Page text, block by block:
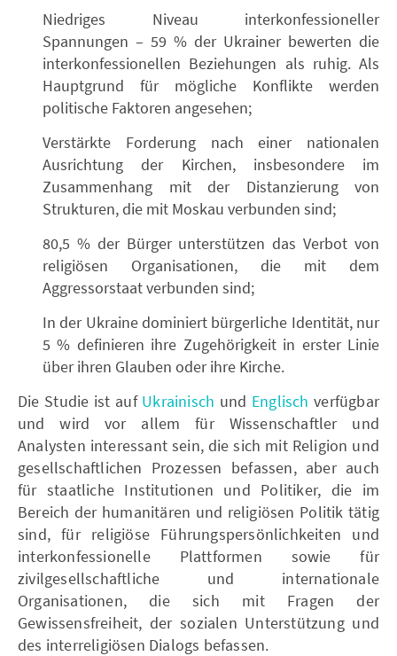
Niedriges Niveau interkonfessioneller
Spannungen – 59 % der Ukrainer bewerten die
interkonfessionellen Beziehungen als ruhig. Als
Hauptgrund für mögliche Konflikte werden
politische Faktoren angesehen;
Verstärkte Forderung nach einer nationalen
Ausrichtung der Kirchen, insbesondere im
Zusammenhang mit der Distanzierung von
Strukturen, die mit Moskau verbunden sind;
80,5 % der Bürger unterstützen das Verbot von
religiösen Organisationen, die mit dem
Aggressorstaat verbunden sind;
In der Ukraine dominiert bürgerliche Identität, nur
5 % definieren ihre Zugehörigkeit in erster Linie
über ihren Glauben oder ihre Kirche.
Die Studie ist auf Ukrainisch und Englisch verfügbar
und wird vor allem für Wissenschaftler und
Analysten interessant sein, die sich mit Religion und
gesellschaftlichen Prozessen befassen, aber auch
für staatliche Institutionen und Politiker, die im
Bereich der humanitären und religiösen Politik tätig
sind, für religiöse Führungspersönlichkeiten und
interkonfessionelle Plattformen sowie für
zivilgesellschaftliche und internationale
Organisationen, die sich mit Fragen der
Gewissensfreiheit, der sozialen Unterstützung und
des interreligiösen Dialogs befassen.